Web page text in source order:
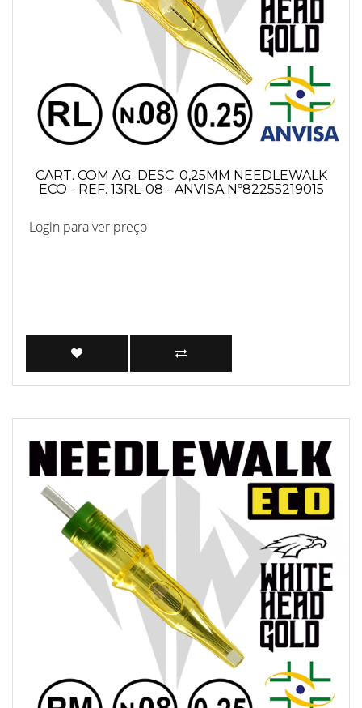
CART. COM AG. DESC. 0,25MM NEEDLEWALK
ECO - REF. 13RL-08 - ANVISA Nº82255219015
Login para ver preço